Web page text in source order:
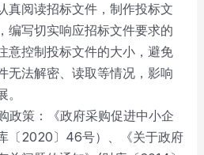
真阅读招标文件，制作投标文
编写切实响应招标文件要求的
意控制投标文件的大小，避免
无法解密、读取等情况，影响
策：《政府采购促进中小企
〔2020〕46号）、《关于政府